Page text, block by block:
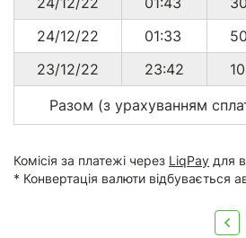
24/12/22
01:33 50
23/12/22
23:42
Разом (з урахуванням
Комісія за платежі через LiqPay для
* Конвертація валюти відбувається